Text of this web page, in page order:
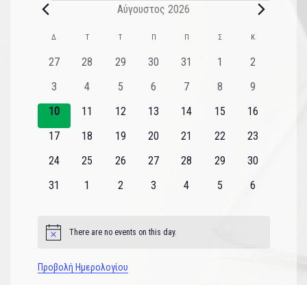
Αύγουστος 2026
Ημερολόγιο
του
Εκδηλώσεις
Δ Τ Τ Π Π Σ Κ
0
27
0
28
0
29
0
30
0
31
01
0
2
0
εκδηλώσεις
3
0
4
0
5
0
6
0
7
0
8
0
9
0
εκδηλώσεις
10
0
11
0
12
0
13
0
14
0
15
0
16
0
17
0
18
0
19
0
20
0
21
0
22
0
23
0
24
0
25
0
26
0
27
0
28
0
29
0
30
0
31
0
1
0
2
0
3
0
4
0
5
0
6
Notice There are no events on this day.
Προβολή Ημερολογίου